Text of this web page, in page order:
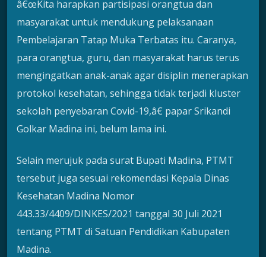
â€œKita harapkan partisipasi orangtua dan
masyarakat untuk mendukung pelaksanaan
Pembelajaran Tatap Muka Terbatas itu. Caranya,
para orangtua, guru, dan masyarakat harus terus
mengingatkan anak-anak agar disiplin menerapkan
protokol kesehatan, sehingga tidak terjadi kluster
sekolah penyebaran Covid-19,â€ papar Srikandi
Golkar Madina ini, belum lama ini.
Selain merujuk pada surat Bupati Madina, PTMT
tersebut juga sesuai rekomendasi Kepala Dinas
Kesehatan Madina Nomor
443.33/4409/DINKES/2021 tanggal 30 Juli 2021
tentang PTMT di Satuan Pendidikan Kabupaten
Madina.